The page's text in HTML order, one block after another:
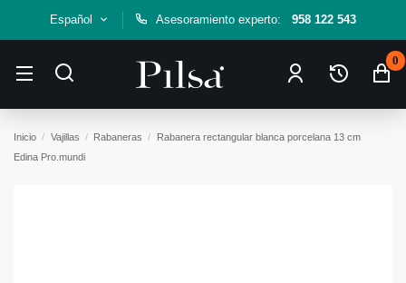
Español Asesoramiento experto: 958 122 543
0
Inicio Vajillas Rabaneras
Rabanera rectangular blanca porcelana 13 cm
Edina Pro.mundi